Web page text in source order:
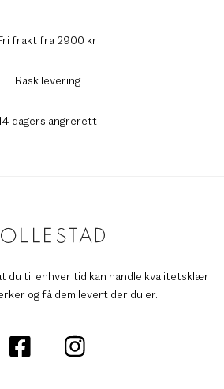
frakt fra 2900 kr
Rask levering
dagers angrerett
du til enhver tid kan handle kvalitetsklær
og få dem levert der du er.